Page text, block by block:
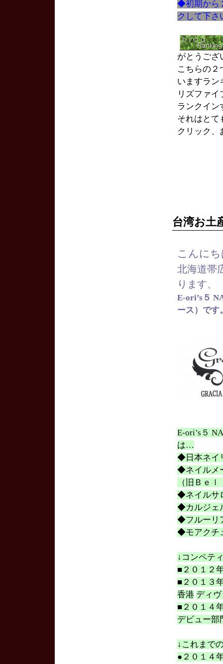
◆初期から
クして下さ
がとうござ
こちらの２
いますラン
リズファ
ランクイン
それはとて
クリック、
台湾お
こんにち
北海道帯
ります、
E-ori’s５
ース）です
E-ori’s５
は…
◆日本ネイ
◆ネイルメ
（旧Ｂｅ
◆ネイルサ
◆カルジェ
◆フルーリ
◆モアクチ
↓コンペテ
■２０１２
■２０１
香港 ディ
■２０１４
デビュー
↓これまで
●２０１４